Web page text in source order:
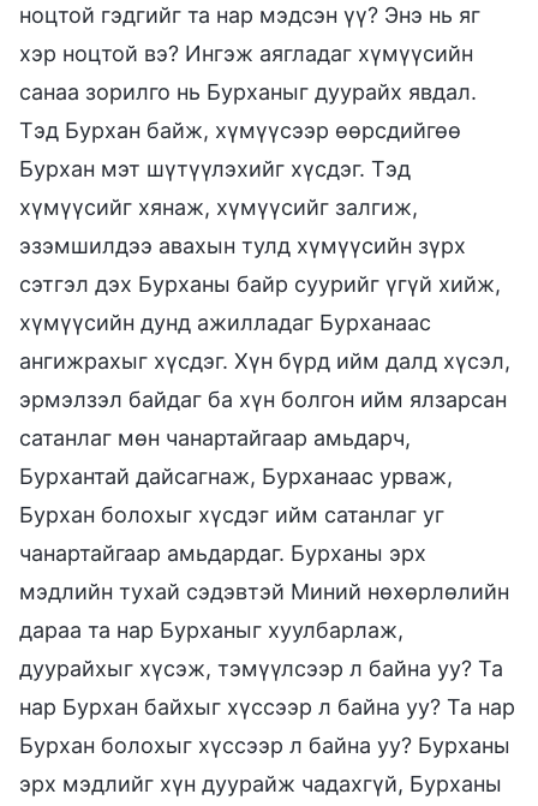
ноцтой гэдгийг та нар мэдсэн үү? Энэ нь яг
хэр ноцтой вэ? Ингэж аягладаг хүмүүсийн
санаа зорилго нь Бурханыг дуурайх явдал.
Тэд Бурхан байж, хүмүүсээр өөрсдийгөө
Бурхан мэт шүтүүлэхийг хүсдэг. Тэд
хүмүүсийг хянаж, хүмүүсийг залгиж,
эзэмшилдээ авахын тулд хүмүүсийн зүрх
сэтгэл дэх Бурханы байр суурийг үгүй хийж,
хүмүүсийн дунд ажилладаг Бурханаас
ангижрахыг хүсдэг. Хүн бүрд ийм далд хүсэл,
эрмэлзэл байдаг ба хүн болгон ийм ялзарсан
сатанлаг мөн чанартайгаар амьдарч,
Бурхантай дайсагнаж, Бурханаас урваж,
Бурхан болохыг хүсдэг ийм сатанлаг уг
чанартайгаар амьдардаг. Бурханы эрх
мэдлийн тухай сэдэвтэй Миний нөхөрлөлийн
дараа та нар Бурханыг хуулбарлаж,
дуурайхыг хүсэж, тэмүүлсээр л байна уу? Та
нар Бурхан байхыг хүссээр л байна уу? Та нар
Бурхан болохыг хүссээр л байна уу? Бурханы
эрх мэдлийг хүн дуурайж чадахгүй, Бурханы